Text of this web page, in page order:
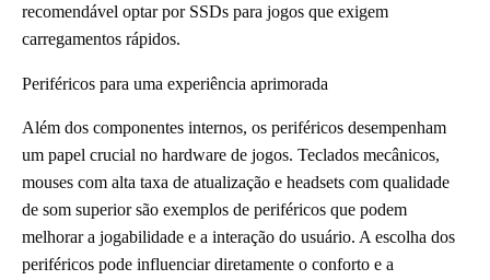
recomendável optar por SSDs para jogos que exigem
carregamentos rápidos.
Periféricos para uma experiência aprimorada
Além dos componentes internos, os periféricos desempenham
um papel crucial no hardware de jogos. Teclados mecânicos,
mouses com alta taxa de atualização e headsets com qualidade
de som superior são exemplos de periféricos que podem
melhorar a jogabilidade e a interação do usuário. A escolha dos
periféricos pode influenciar diretamente o conforto e a